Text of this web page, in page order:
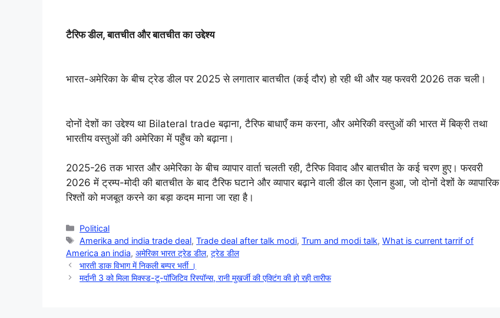
टैरिफ डील, बातचीत और बातचीत का उद्देश्य
भारत-अमेरिका के बीच ट्रेड डील पर 2025 से लगातार बातचीत (कई दौर) हो रही थी और यह फरवरी 2026 तक चली।
दोनों देशों का उद्देश्य था Bilateral trade बढ़ाना, टैरिफ बाधाएँ कम करना, और अमेरिकी वस्तुओं की भारत में बिक्री तथा
भारतीय वस्तुओं की अमेरिका में पहुँच को बढ़ाना।
2025-26 तक भारत और अमेरिका के बीच व्यापार वार्ता चलती रही, टैरिफ विवाद और बातचीत के कई चरण हुए। फरवरी
2026 में ट्रम्प-मोदी की बातचीत के बाद टैरिफ घटाने और व्यापार बढ़ाने वाली डील का ऐलान हुआ, जो दोनों देशों के व्यापारिक
रिश्तों को मजबूत करने का बड़ा कदम माना जा रहा है।
Categories
Political
Tags
Amerika and india trade deal,Trade deal after talk modi,Trum and modi talk,What is current tarrif of
America an india, अमेरिका भारत ट्रेड डील, ट्रेड डील
भारती डाक विभाग में निकली बम्पर भर्ती ।
मर्दानी 3 को मिला मिक्स्ड-टू-पॉजिटिव रिस्पॉन्स, रानी मुखर्जी की एक्टिंग की हो रही तारीफ